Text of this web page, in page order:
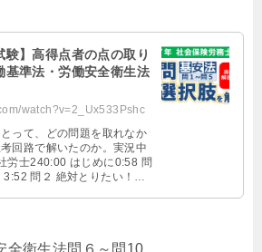
験】高得点者の点の取り
基準法・労働安全衛生法
watch?v=2_Ux533Pshc
って、どの問題を取れなか
回路で解いたのか。実況中
労士240:00 はじめに0:58 問
問２ 絶対とりたい！
全衛生法問６～問10